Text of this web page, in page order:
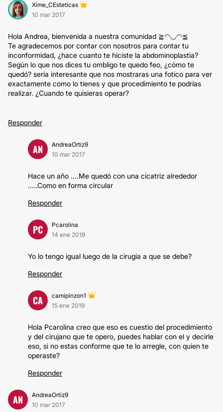
Xime_CEsteticas
10 mar 2017
Hola Andrea, bienvenida a nuestra comunidad ≧◠◡◠≦
Te agradecemos por contar con nosotros para contar tu
inconformidad, ¿hace cuanto te hiciste la abdominoplastia?
Según lo que nos dices tu ombligo te quedo feo, ¿cómo te
quedó? sería interesante que nos mostraras una fotico para ver
exactamente como lo tienes y que procedimiento te podrías
realizar. ¿Cuando te quisieras operar?
Responder
AN
AndreaOrtiz9
10 mar 2017
Hace un año ....Me quedó con una cicatriz alrededor
.....Como en forma circular
Responder
PC
Pcarolina
14 ene 2019
Yo lo tengo igual luego de la cirugia a que se debe?
Responder
CA
camipinzon1
15 ene 2019
Hola Pcarolina creo que eso es cuestio del procedimiento
y del cirujano que te opero, puedes hablar con el y decirle
eso, si no estas conforme que te lo arregle, con quien te
operaste?
Responder
AN
AndreaOrtiz9
10 mar 2017